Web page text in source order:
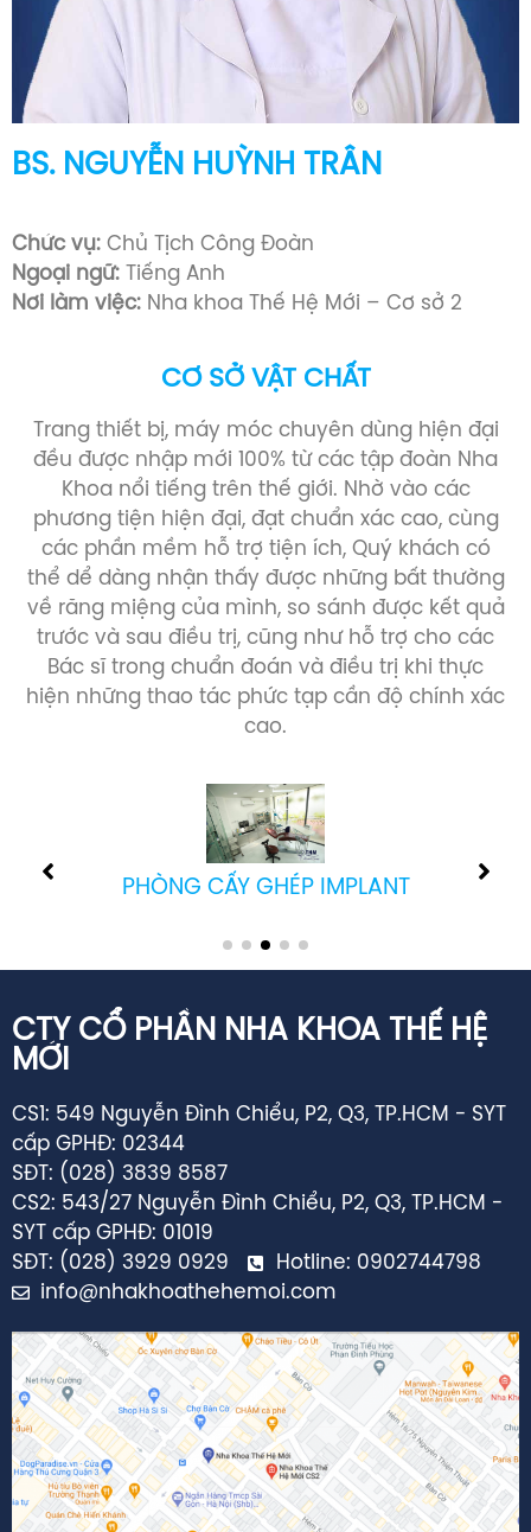
BS. NGUYỄN HUỲNH TRÂN
Chức vụ: Chủ Tịch Công Đoàn
Ngoại ngữ: Tiếng Anh
Nơi làm việc: Nha khoa Thế Hệ Mới – Cơ sở 2
CƠ SỞ VẬT CHẤT
Trang thiết bị, máy móc chuyên dùng hiện đại
đều được nhập mới 100% từ các tập đoàn Nha
Khoa nổi tiếng trên thế giới. Nhờ vào các
phương tiện hiện đại, đạt chuẩn xác cao, cùng
các phần mềm hỗ trợ tiện ích, Quý khách có
thể dể dàng nhận thấy được những bất thường
về răng miệng của mình, so sánh được kết quả
trước và sau điều trị, cũng như hỗ trợ cho các
Bác sĩ trong chuẩn đoán và điều trị khi thực
hiện những thao tác phức tạp cần độ chính xác
cao.
PHÒNG CẤY GHÉP IMPLANT
CTY CỔ PHẦN NHA KHOA THẾ HỆ
MỚI
CS1: 549 Nguyễn Đình Chiểu, P2, Q3, TP.HCM - SYT
cấp GPHĐ: 02344
SĐT: (028) 3839 8587
CS2: 543/27 Nguyễn Đình Chiểu, P2, Q3, TP.HCM -
SYT cấp GPHĐ: 01019
SĐT: (028) 3929 0929
Hotline: 0902744798
info@nhakhoathehemoi.com